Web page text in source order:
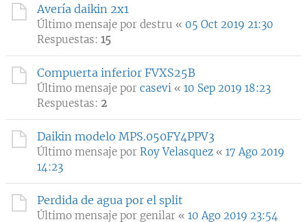
Avería daikin 2x1
Último mensaje por destru « 05 Oct 2019 21:30
Respuestas: 15
Compuerta inferior FVXS25B
Último mensaje por casevi « 10 Sep 2019 18:23
Respuestas: 2
Daikin modelo MPS.050FY4PPV3
Último mensaje por Roy Velasquez « 17 Ago 2019
14:23
Perdida de agua por el split
Último mensaje por genilar « 10 Ago 2019 23:54